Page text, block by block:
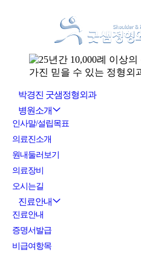
박경진 굿샘정형외과
병원소개
인사말/설립목표
의료진소개
원내둘러보기
의료장비
오시는길
진료안내
진료안내
증명서발급
비급여항목